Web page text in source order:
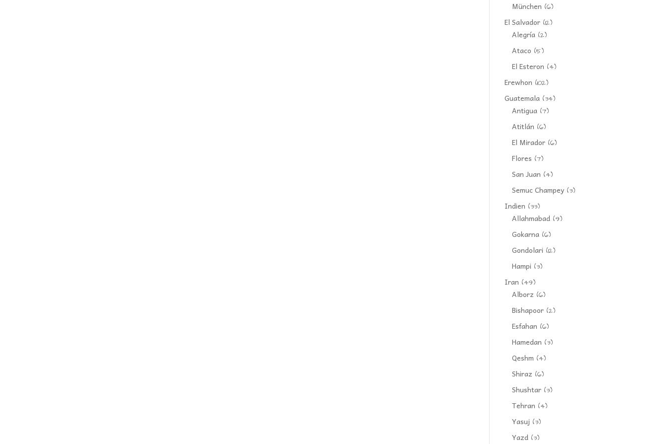
München (6)
El Salvador (12)
Alegría (2)
Ataco (5)
El Esteron (4)
Erewhon (102)
Guatemala (34)
Antigua (7)
Atitlán (6)
El Mirador (6)
Flores (7)
San Juan (4)
Semuc Champey (3)
Indien (33)
Allahmabad (9)
Gokarna (6)
Gondolari (12)
Hampi (3)
Iran (49)
Alborz (6)
Bishapoor (2)
Esfahan (6)
Hamedan (3)
Qeshm (4)
Shiraz (6)
Shushtar (3)
Tehran (4)
Yasuj (3)
Yazd (3)